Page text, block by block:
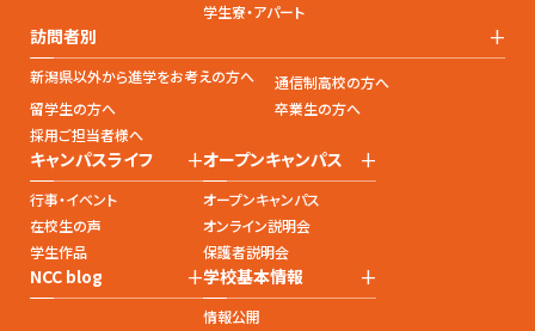
学生寮・アパート
訪問者別 +
新潟県以外から進学をお考えの方へ
通信制高校の方へ
留学生の方へ
卒業生の方へ
採用ご担当者様へ
キャンパスライフ +
行事・イベント
在校生の声
学生作品
オープンキャンパス +
オープンキャンパス
オンライン説明会
保護者説明会
NCC blog +学校基本情報 +
情報公開